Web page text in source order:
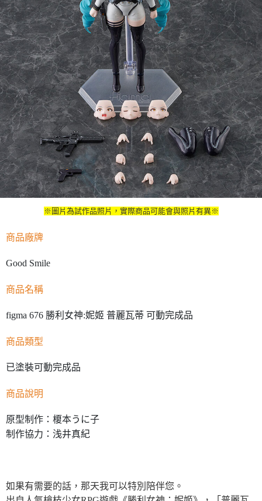
※圖片為試作品照片，實際商品可能會與照片有異※
商品廠牌
Good Smile
商品名稱
figma 676 勝利女神:妮姬 普麗瓦蒂 可動完成品
商品類型
已塗裝可動完成品
商品說明
原型制作：榎本うに子
制作協力：浅井真紀
如果有需要的話，那天我可以特別陪伴您。